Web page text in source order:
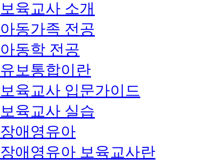
보육교사 소개
아동가족 전공
아동학 전공
유보통합이란
보육교사 입문가이드
보육교사 실습
장애영유아
장애영유아 보육교사란